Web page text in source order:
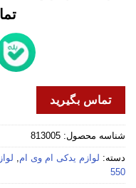
تماس بگیرید
شناسه محصول: 813005
دسته: لوازم یدکی ام وی ام,
550